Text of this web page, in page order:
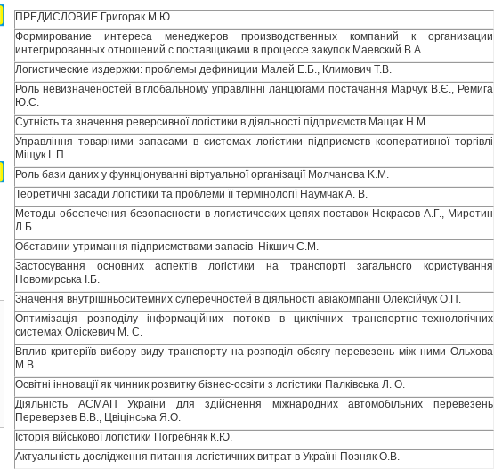
ПРЕДИСЛОВИЕ Григорак М.Ю.
Формирование интереса менеджеров производственных компаний к организации
интегрированных отношений с поставщиками в процессе закупок Маевский В.А.
Логистические издержки: проблемы дефиниции Малей Е.Б., Климович Т.В.
Роль невизначеностей в глобальному управлінні ланцюгами постачання Марчук B.Є., Ремига
Ю.С.
Сутність та значення реверсивної логістики в діяльності підприємств Мащак Н.М.
Управління товарними запасами в системах логістики підприємств кооперативної торгівлі
Міщук І. П.
Роль бази даних у функціонуванні віртуальної організації Молчанова K.M.
Теоретичні засади логістики та проблеми її термінології Наумчак А. В.
Методы обеспечения безопасности в логистических цепях поставок Некрасов А.Г., Миротин
Л.Б.
Обставини утримання підприємствами запасів Нікшич С.М.
Застосування основних аспектів логістики на транспорті загального користування
Новомирська І.Б.
Значення внутрішньоситемних суперечностей в діяльності авіакомпанії Олексійчук О.П.
Оптимізація розподілу інформаційних потоків в циклічних транспортно-технологічних
системах Оліскевич М. С.
Вплив критеріїв вибору виду транспорту на розподіл обсягу перевезень між ними Ольхова
М.В.
Освітні інновації як чинник розвитку бізнес-освіти з логістики Палківська Л. О.
Діяльність АСМАП України для здійснення міжнародних автомобільних перевезень
Переверзев В.В., Цвіцінська Я.О.
Історія військової логістики Погребняк К.Ю.
Актуальність дослідження питання логістичних витрат в Україні Позняк О.В.